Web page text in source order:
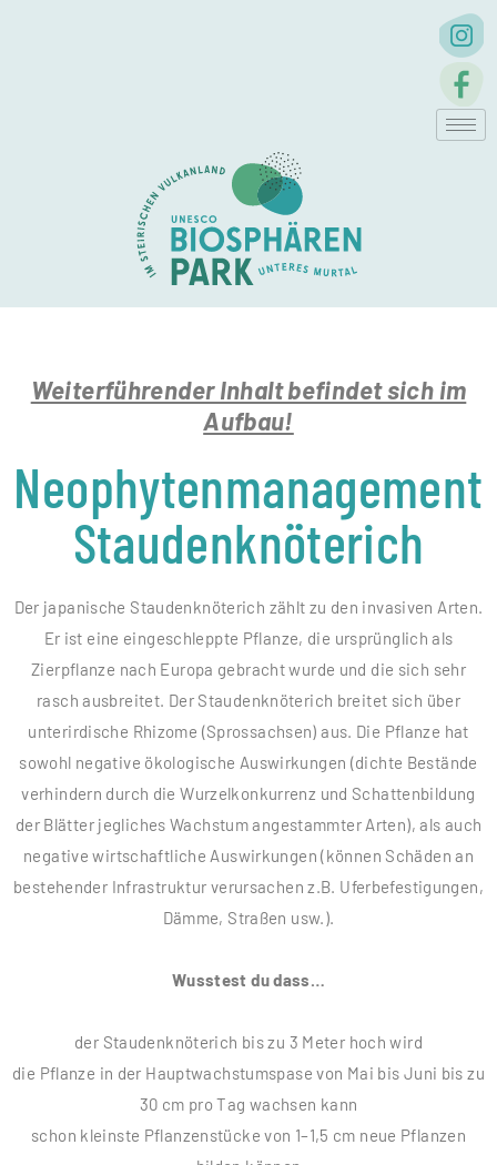
Weiterführender Inhalt befindet sich im
Aufbau!
Neophytenmanagement
Staudenknöterich
Der japanische Staudenknöterich zählt zu den invasiven Arten.
Er ist eine eingeschleppte Pflanze, die ursprünglich als
Zierpflanze nach Europa gebracht wurde und die sich sehr
rasch ausbreitet. Der Staudenknöterich breitet sich über
unterirdische Rhizome (Sprossachsen) aus. Die Pflanze hat
sowohl negative ökologische Auswirkungen (dichte Bestände
verhindern durch die Wurzelkonkurrenz und Schattenbildung
der Blätter jegliches Wachstum angestammter Arten), als auch
negative wirtschaftliche Auswirkungen (können Schäden an
bestehender Infrastruktur verursachen z.B. Uferbefestigungen,
Dämme, Straßen usw.).
Wusstest du dass…
der Staudenknöterich bis zu 3 Meter hoch wird
die Pflanze in der Hauptwachstumspase von Mai bis Juni bis zu
30 cm pro Tag wachsen kann
schon kleinste Pflanzenstücke von 1–1,5 cm neue Pflanzen